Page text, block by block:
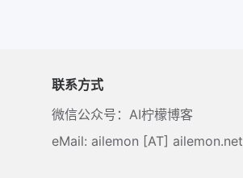
联系方式
微信公众号：AI柠檬博客
eMail: ailemon [AT] ailemon.net